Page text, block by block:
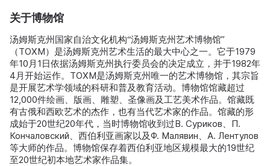
关于博物馆
汤姆斯克州国家自治文化机构“汤姆斯克州艺术博物馆”
（ТОХМ）是汤姆斯克州艺术生活的最大中心之一。它于1979
年10月1日依据汤姆斯克州执行委员会的决定成立，并于1982年
4月开始运作。ТОХМ是汤姆斯克州唯一的艺术博物馆，其宗旨
是开展艺术学领域的科研和普及教育活动。博物馆馆藏超过
12,000件绘画、版画、雕塑、圣像画及工艺美术作品。馆藏既
有古俄和西欧艺术的杰作，也有当代艺术家的作品。馆藏的形
成始于20世纪20年代，当时博物馆收到过В. Суриков、П.
Кончаловский、西伯利亚画家以及Ф. Малявин、А. Лентулов
等大师的作品。博物馆保存着西伯利亚地区规模最大的19世纪
至20世纪初本地艺术家作品集。